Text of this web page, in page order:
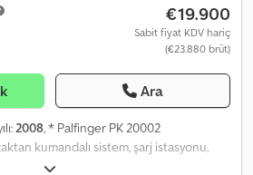
€19.900
Sabit fiyat KDV hariç
(€23.880 brüt)
Ara
2008, * Palfinger PK 20002
kumandalı sistem, şarj istasyonu,
dahildir. * Üretim yılı: 2008 * Tüm